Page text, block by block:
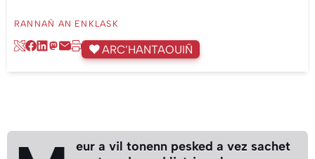
RANNAÑ AN ENKLASK
ARC’HANTAOUIÑ
eur a vil tonenn pesked a vez sachet